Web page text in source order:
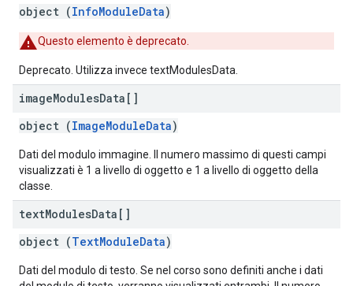
object (InfoModuleData)
Questo elemento è deprecato.
Deprecato. Utilizza invece textModulesData.
imageModulesData[]
object (ImageModuleData)
Dati del modulo immagine. Il numero massimo di questi campi
visualizzati è 1 a livello di oggetto e 1 a livello di oggetto della
classe.
textModulesData[]
object (TextModuleData)
Dati del modulo di testo. Se nel corso sono definiti anche i dati